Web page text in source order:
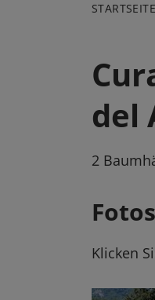
STARTSEITE
del
2
Fotos
Klicken